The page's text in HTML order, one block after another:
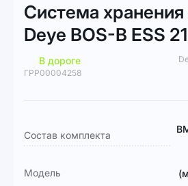
к
галереям
изображений
началу
галереи
изображений
Система хранения
Deye BOS-B ESS
В дороге
ГРР00004258
информация
Состав комплекта
Модель